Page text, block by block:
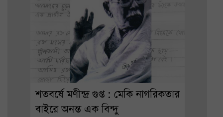
শতবর্ষে মণীন্দ্র গুপ্ত : মেকি নাগরিকতার
বাইরে অনন্ত এক বিন্দু